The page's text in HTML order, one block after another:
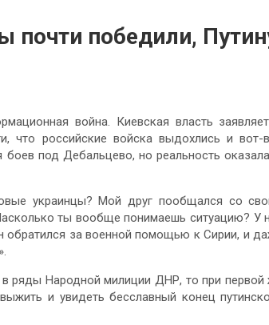
победили,
война. Киевская власть
что российские войска выдохлись и вот-
под Дебальцево, но реальность
украинцы? Мой друг пообщался со
ты вообще понимаешь ситуацию? У
обратился за военной помощью к Сирии, и
ряды Народной милиции ДНР, то при первой
и увидеть бесславный конец